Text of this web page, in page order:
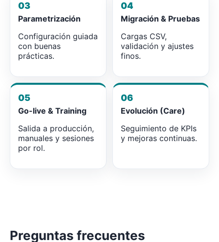
03
Parametrización
Configuración guiada
con buenas
prácticas.
04
Migración & Pruebas
Cargas CSV,
validación y ajustes
finos.
05
Go-live & Training
Salida a producción,
manuales y sesiones
por rol.
06
Evolución (Care)
Seguimiento de KPIs
y mejoras continuas.
Preguntas frecuentes